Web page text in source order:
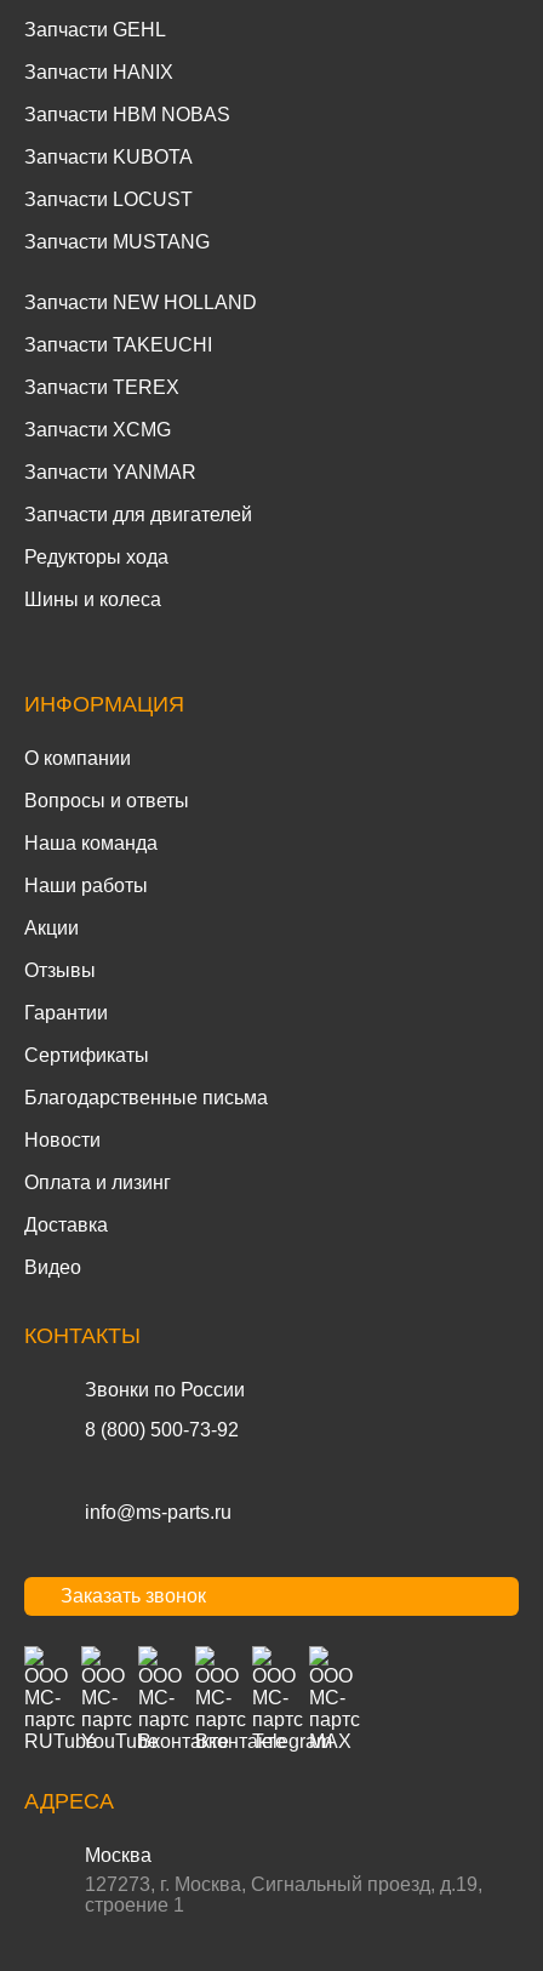
Запчасти GEHL
Запчасти HANIX
Запчасти HBM NOBAS
Запчасти KUBOTA
Запчасти LOCUST
Запчасти MUSTANG
Запчасти NEW HOLLAND
Запчасти TAKEUCHI
Запчасти TEREX
Запчасти XCMG
Запчасти YANMAR
Запчасти для двигателей
Редукторы хода
Шины и колеса
ИНФОРМАЦИЯ
О компании
Вопросы и ответы
Наша команда
Наши работы
Акции
Отзывы
Гарантии
Сертификаты
Благодарственные письма
Новости
Оплата и лизинг
Доставка
Видео
КОНТАКТЫ
Звонки по России
8 (800) 500-73-92
info@ms-parts.ru
Заказать звонок
АДРЕСА
Москва
127273, г. Москва, Сигнальный проезд, д.19,
строение 1